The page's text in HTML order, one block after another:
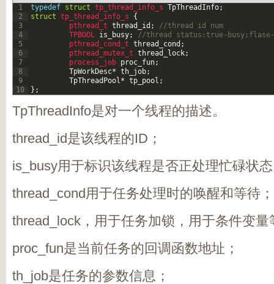
1
2
3
4
5
6
7
8
9
10
typedef struct tp_thread_info_s TpThreadInfo;
struct tp_thread_info_s
{
pthread_t thread_id ;
//thread id num
TPBOOL is_busy;
//thread status:true-
pthread_cond_t thread_cond ;
pthread_mutex_t thread_lock;
process_job proc_fun;
TpWorkDesc* th_job;
TpThreadPool* tp_pool ;
} ;
TpThreadInfo是对一个线程的描述。
thread_id是该线程的ID；
is_busy用于标识该线程是否正处理忙碌状
thread_cond用于任务处理时的唤醒和等待；
thread_lock，用于任务加锁，用于条件变量
proc_fun是当前任务的回调函数地址；
th_job是任务的参数信息；